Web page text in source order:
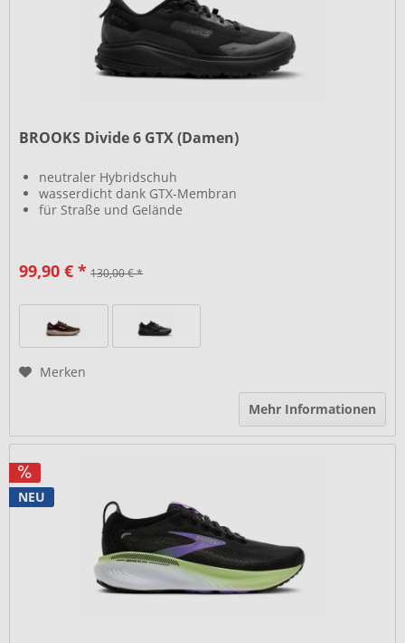
BROOKS Divide 6 GTX (Damen)
neutraler Hybridschuh
wasserdicht dank GTX-Membran
für Straße und Gelände
99,90 € * 130,00 € *
Merken
Mehr Informationen
NEU